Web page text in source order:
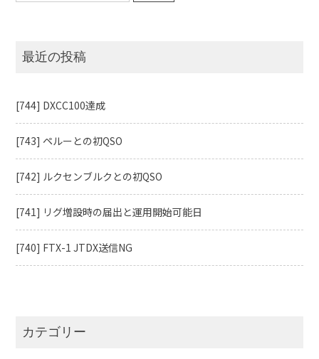
最近の投稿
[744] DXCC100達成
[743] ペルーとの初QSO
[742] ルクセンブルクとの初QSO
[741] リグ増設時の届出と運用開始可能日
[740] FTX-1 JTDX送信NG
カテゴリー